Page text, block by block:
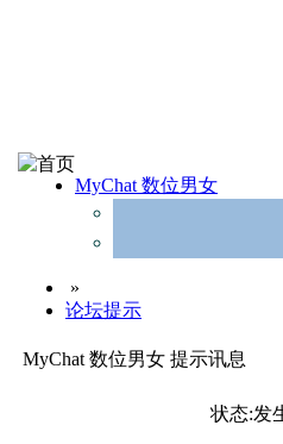
MyChat 数位男女
»
论坛提示
MyChat 数位男女 提示讯息
状态:发